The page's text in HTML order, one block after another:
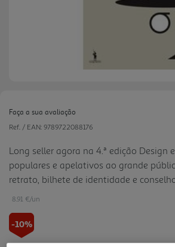
Faça a sua avaliação
Ref. / EAN: 9789722088176
Long seller agora na 4.ª edição Design
populares e apelativos ao grande
retrato, bilhete de identidade e
de Fernando Pessoa
8.91 €/un
-10%